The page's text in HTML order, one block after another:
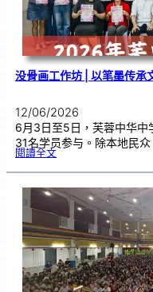
没骨画工作坊 | 以笔墨传承
12/06/2026
6月3日至5日，芙蓉中华中
31名学员参与。除本地民
閱讀全文:没
工
坊
|以
传
承
文
化
，
在
艺
术
中
沉
淀
心
境